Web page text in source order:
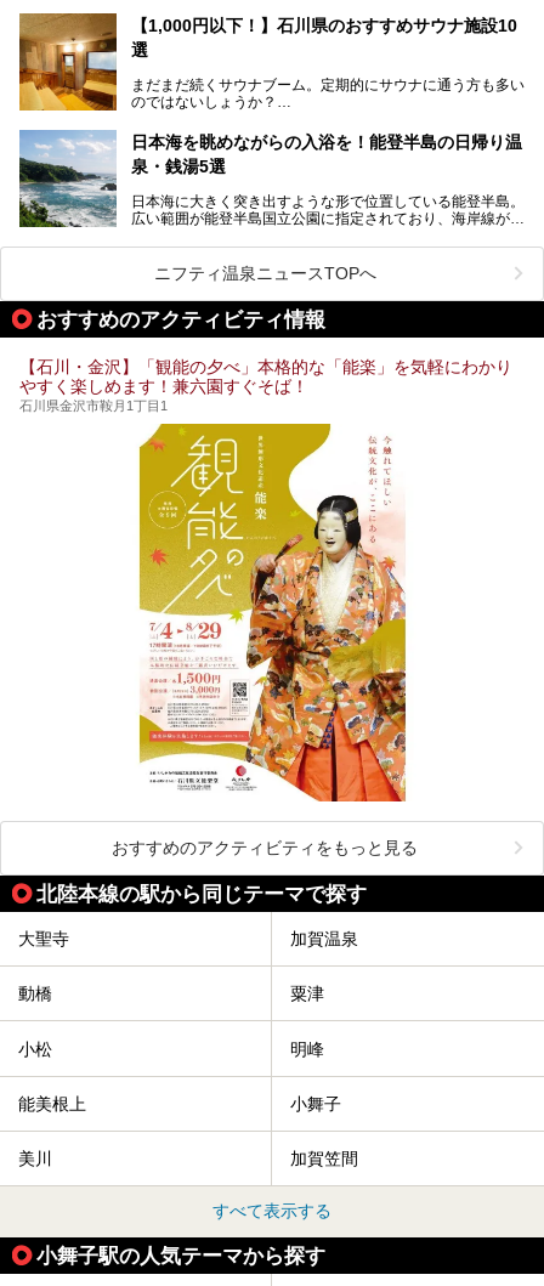
「加賀温泉郷フェス 2017」が石川県・山代温泉の瑠璃光を
全館貸し切って開催！
れちゃう！なんということでしょう！！
ア。国内でも特に人気の観光地の1つです。北陸新幹線で東
京から約2時間30分と、首都圏からアクセスしやすい立地も
魅力ですね。
り、観光に加えて温泉もぜひ楽しみたいところ。金沢エリア
でおすすめのスーパー銭湯をご紹介します。
【1,000円以下！】石川県のおすすめサウナ施設10
選
まだまだ続くサウナブーム。定期的にサウナに通う方も多い
のではないしょうか？
今回はそんなサウナによく行く人もこれから楽しむ人も格安
で楽しめるサウナを紹介します。
など、種類豊富ですよ。
日本海を眺めながらの入浴を！能登半島の日帰り温
泉・銭湯5選
日本海に大きく突き出すような形で位置している能登半島。
広い範囲が能登半島国立公園に指定されており、海岸線が作
車で行くのがオススメですが、ドライブの際にぜひ一緒に楽
しんでいただきたいのが温泉です。絶景を眺めながらつかる
温泉は最高ですよ！ 今回はそんな能登の温泉を5つご紹介
します。
ニフティ温泉ニュースTOPへ
おすすめのアクティビティ情報
【石川・金沢】「観能の夕べ」本格的な「能楽」を気軽にわかり
やすく楽しめます！兼六園すぐそば！
石川県金沢市鞍月1丁目1
おすすめのアクティビティをもっと見る
北陸本線の駅から同じテーマで探す
大聖寺 加賀温泉
動橋 粟津
小松 明峰
能美根上 小舞子
美川 加賀笠間
すべて表示する
小舞子駅の人気テーマから探す